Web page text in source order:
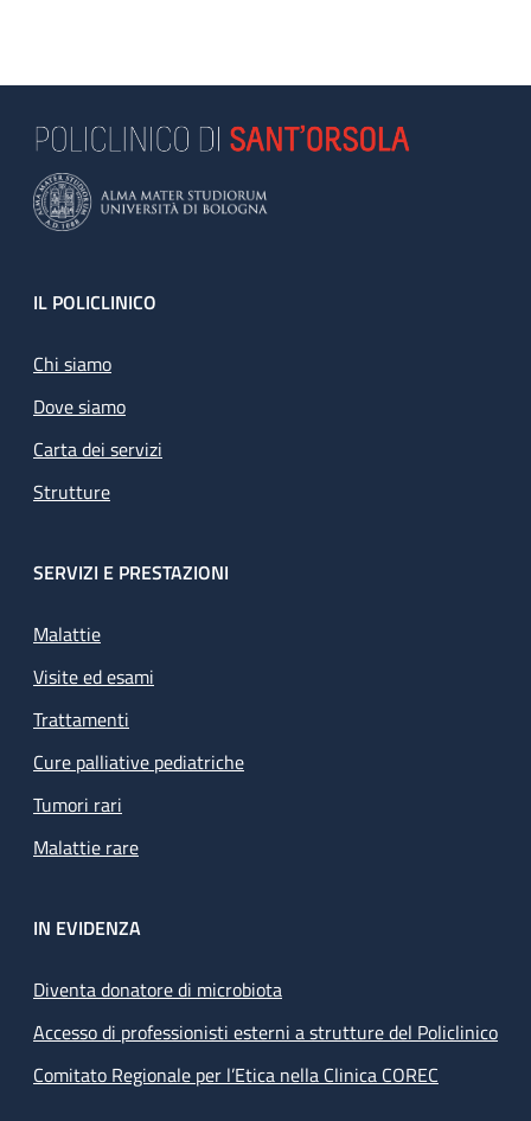
Footer
IL POLICLINICO
Chi siamo
Dove siamo
Carta dei servizi
Strutture
SERVIZI E PRESTAZIONI
Malattie
Visite ed esami
Trattamenti
Cure palliative pediatriche
Tumori rari
Malattie rare
IN EVIDENZA
Diventa donatore di microbiota
Accesso di professionisti esterni a strutture del Policlinico
Comitato Regionale per l’Etica nella Clinica COREC